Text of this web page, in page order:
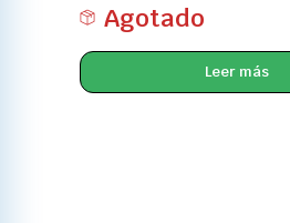
Agotado
Leer más